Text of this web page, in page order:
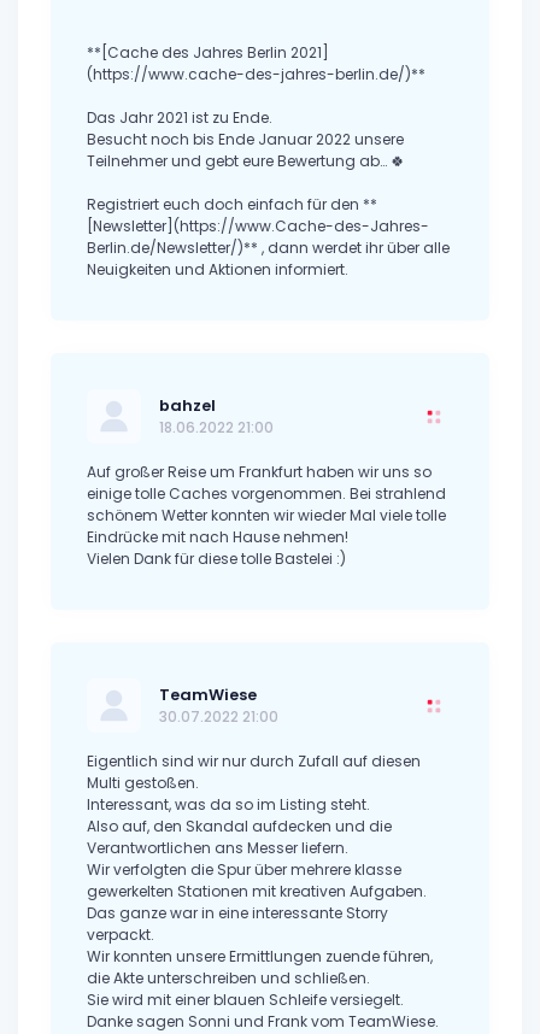
**[Cache des Jahres Berlin 2021]
(https://www.cache-des-jahres-berlin.de/)**
Das Jahr 2021 ist zu Ende.
Besucht noch bis Ende Januar 2022 unsere
Teilnehmer und gebt eure Bewertung ab… 🍀
Registriert euch doch einfach für den **
[Newsletter](https://www.Cache-des-Jahres-
Berlin.de/Newsletter/)** , dann werdet ihr über alle
Neuigkeiten und Aktionen informiert.
bahzel
18.06.2022 21:00
Auf großer Reise um Frankfurt haben wir uns so
einige tolle Caches vorgenommen. Bei strahlend
schönem Wetter konnten wir wieder Mal viele tolle
Eindrücke mit nach Hause nehmen!
Vielen Dank für diese tolle Bastelei :)
TeamWiese
30.07.2022 21:00
Eigentlich sind wir nur durch Zufall auf diesen
Multi gestoßen.
Interessant, was da so im Listing steht.
Also auf, den Skandal aufdecken und die
Verantwortlichen ans Messer liefern.
Wir verfolgten die Spur über mehrere klasse
gewerkelten Stationen mit kreativen Aufgaben.
Das ganze war in eine interessante Storry
verpackt.
Wir konnten unsere Ermittlungen zuende führen,
die Akte unterschreiben und schließen.
Sie wird mit einer blauen Schleife versiegelt.
Danke sagen Sonni und Frank vom TeamWiese.